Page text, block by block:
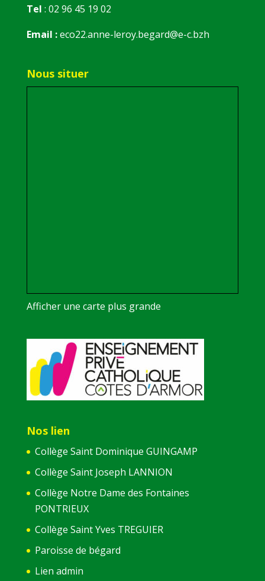
Tel : 02 96 45 19 02
Email :eco22.anne-leroy.begard@e-c.bzh
Nous situer
Afficher une carte plus grande
Nos lien
Collège Saint Dominique GUINGAMP
Collège Saint Joseph LANNION
Collège Notre Dame des Fontaines
PONTRIEUX
Collège Saint Yves TREGUIER
Paroisse de bégard
Lien admin